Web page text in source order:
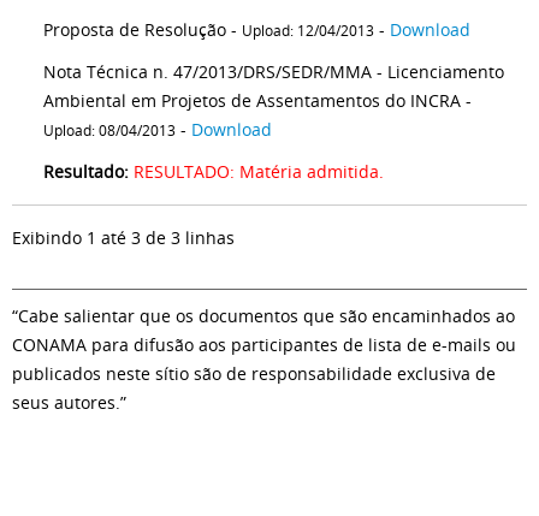
Proposta de Resolução - Upload: 12/04/2013 - Download
Nota Técnica n. 47/2013/DRS/SEDR/MMA - Licenciamento
Ambiental em Projetos de Assentamentos do INCRA -
Upload: 08/04/2013 - Download
Resultado: RESULTADO: Matéria admitida.
Exibindo 1 até 3 de 3 linhas
“Cabe salientar que os documentos que são encaminhados ao
CONAMA para difusão aos participantes de lista de e-mails ou
publicados neste sítio são de responsabilidade exclusiva de
seus autores.”